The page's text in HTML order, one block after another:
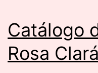
Catálogo
Rosa Clará